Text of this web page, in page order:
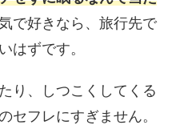
で好きなら、旅行先で
はずです。
り、しつこくしてくる
セフレにすぎません。